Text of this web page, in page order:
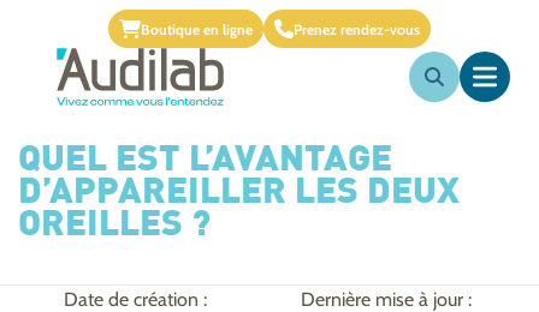
Boutique en ligne Prenez rendez-vous
QUEL EST L’AVANTAGE
D’APPAREILLER LES DEUX
OREILLES ?
Date de création :
Dernière mise à jour :